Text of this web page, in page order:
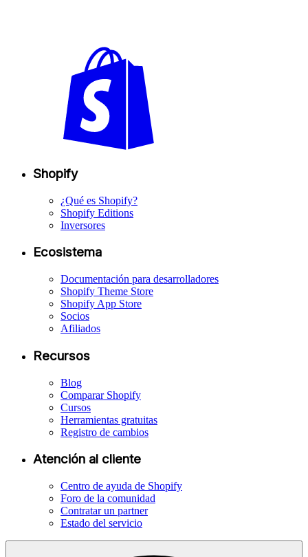
Shopify
¿Qué es Shopify?
Shopify Editions
Inversores
Ecosistema
Documentación para desarrolladores
Shopify Theme Store
Shopify App Store
Socios
Afiliados
Recursos
Blog
Comparar Shopify
Cursos
Herramientas gratuitas
Registro de cambios
Atención al cliente
Centro de ayuda de Shopify
Foro de la comunidad
Contratar un partner
Estado del servicio